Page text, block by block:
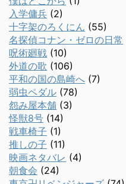
入学傭兵 (2)
十字架のろくにん (55)
名探偵コナン・ゼロの日常
呪術廻戦 (10)
外道の歌 (106)
平和の国の島崎へ (7)
弱虫ペダル (78)
怨み屋本舗 (3)
怪獣8号 (14)
戦車椅子 (1)
推しの子 (11)
映画ネタバレ (4)
朝食会 (24)